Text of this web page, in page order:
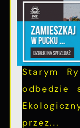
Puck
Już w
Starym
odbędzie
przez...